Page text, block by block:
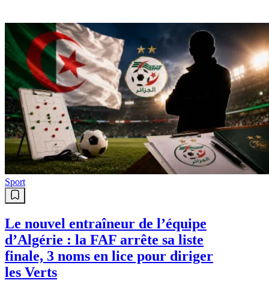
Sport
Le nouvel entraîneur de l’équipe
d’Algérie : la FAF arrête sa liste
finale, 3 noms en lice pour diriger
les Verts